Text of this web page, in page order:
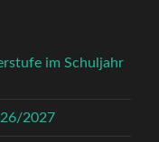
im Schuljahr
2027